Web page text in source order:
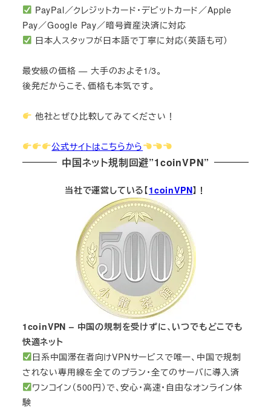
PayPal／クレジットカード・デビットカード／Apple
Pay／Google Pay／暗号資産決済に対応
日本人スタッフが日本語で丁寧に対応（英語も可）
最安級の価格 — 大手のおよそ1/3。
後発だからこそ、価格も本気です。
他社とぜひ比較してみてください！
公式サイトはこちらから
中国ネット規制回避”1coinVPN”
当社で運営している【1coinVPN】！
1coinVPN – 中国の規制を受けずに、いつでもどこでも
快適ネット
日系中国滞在者向けVPNサービスで唯一、中国で規制
されない専用線を全てのプラン・全てのサーバに導入済
ワンコイン（500円）で、安心・高速・自由なオンライン体
験